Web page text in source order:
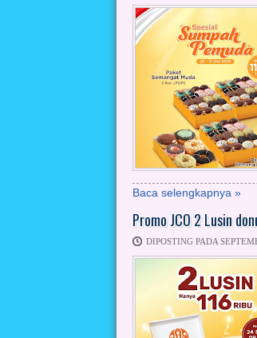
Baca selengkapnya »
Promo JCO 2 Lusin
DIPOSTING PADA